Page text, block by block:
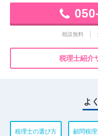
相談無料
税理士紹介
よ
税理士の選び方 顧問税